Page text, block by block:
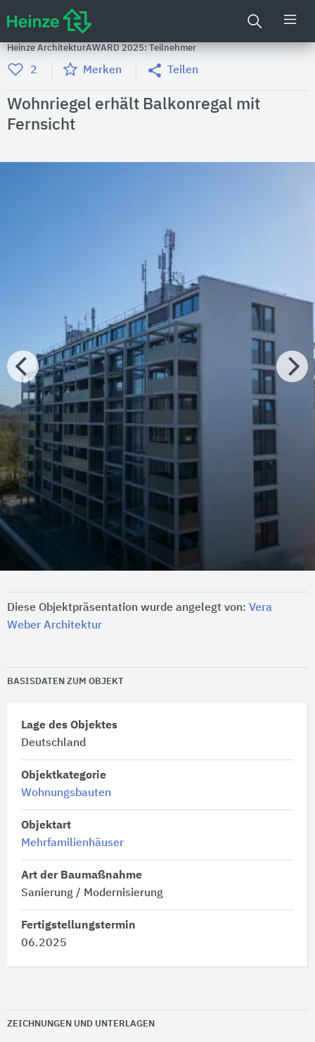
Heinze ArchitekturAWARD 2025: Teilnehmer
2 Merken Teilen
Wohnriegel erhält Balkonregal mit
Fernsicht
Diese Objektpräsentation wurde angelegt von: Vera
Weber Architektur
BASISDATEN ZUM OBJEKT
Lage des Objektes
Deutschland
Objektkategorie
Wohnungsbauten
Objektart
Mehrfamilienhäuser
Art der Baumaßnahme
Sanierung / Modernisierung
Fertigstellungstermin
06.2025
ZEICHNUNGEN UND UNTERLAGEN